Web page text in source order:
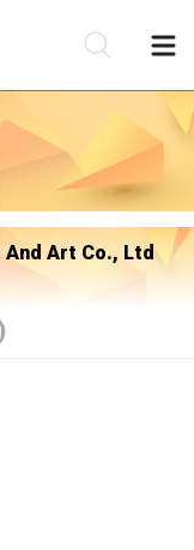
Art Co., Ltd